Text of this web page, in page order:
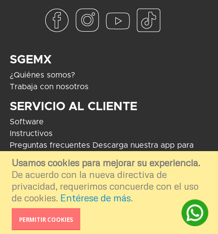
Usamos cookies para mejorar su experiencia.
De acuerdo con la nueva directiva de
privacidad, requerimos concuerde con el uso
de cookies. Entérese de más.
PERMITIR COOKIES
SGEMX
¿Quiénes somos?
Trabaja con nosotros
SERVICIO AL CLIENTE
Software
Instructivos
Preguntas frecuentes Descarga nuestra app para
COPYRIGHT 2024 - Soluciones Globales en Electrónica. El uso de
marcas mostradas tiene como fin informar e ilustrar el contenido de la
plataforma por ende nos deslindamos del uso externo e inapropiado.